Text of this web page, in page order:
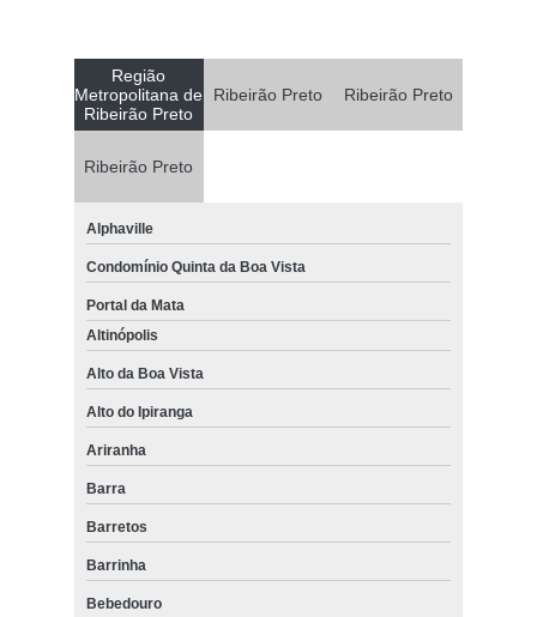
Região
Metropolitana de
Ribeirão Preto
Ribeirão Preto Ribeirão Preto
Ribeirão Preto
Alphaville
Condomínio Quinta da Boa Vista
Portal da Mata
Altinópolis
Alto da Boa Vista
Alto do Ipiranga
Ariranha
Barra
Barretos
Barrinha
Bebedouro